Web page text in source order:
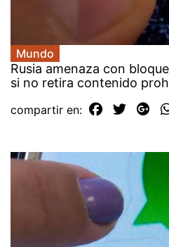
Mundo
Rusia amenaza con
si no retira contenido
compartir en: